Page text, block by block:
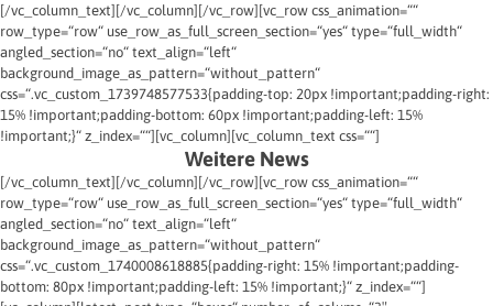
[/vc_column_text][/vc_column][/vc_row][vc_row css_animation=““
row_type=“row“ use_row_as_full_screen_section=“yes“ type=“full_width“
angled_section=“no“ text_align=“left“
background_image_as_pattern=“without_pattern“
css=“.vc_custom_1739748577533{padding-top: 20px !important;padding-right:
15% !important;padding-bottom: 60px !important;padding-left: 15%
!important;}“ z_index=““][vc_column][vc_column_text css=““]
Weitere News
[/vc_column_text][/vc_column][/vc_row][vc_row css_animation=““
row_type=“row“ use_row_as_full_screen_section=“yes“ type=“full_width“
angled_section=“no“ text_align=“left“
background_image_as_pattern=“without_pattern“
css=“.vc_custom_1740008618885{padding-right: 15% !important;padding-
bottom: 80px !important;padding-left: 15% !important;}“ z_index=““]